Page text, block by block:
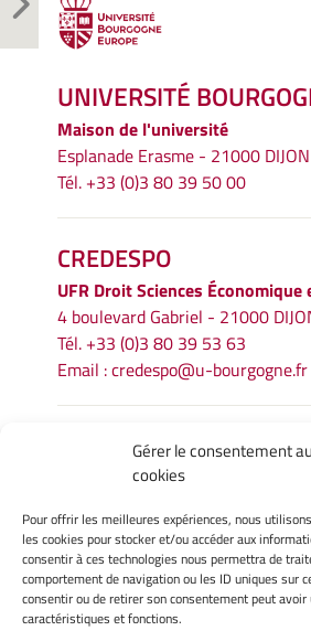
Gérer le consentement
cookies
Pour offrir les meilleures expériences, nous
les cookies pour stocker et/ou accéder aux
consentir à ces technologies nous permettra de
comportement de navigation ou les ID uniques sur
consentir ou de retirer son consentement peut
caractéristiques et fonctions.
UNIVERSITÉ
Maison de l'université
Esplanade Erasme - 21000 DIJON
Tél. +33 (0)3 80 39 50 00
CREDESPO
UFR Droit Sciences
4 boulevard Gabriel - 21000
Tél. +33 (0)3 80 39 53 63
Email :credespo@u-bourgogne.fr
INFORMATIONS
Mentions légales
Politique de cookies
Déclaration de confidentialité
Avertissement